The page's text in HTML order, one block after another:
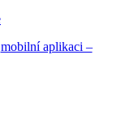
mobilní aplikaci –